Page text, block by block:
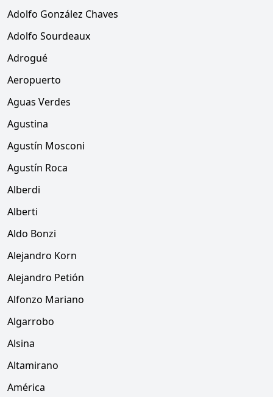
Adolfo González Chaves
Adolfo Sourdeaux
Adrogué
Aeropuerto
Aguas Verdes
Agustina
Agustín Mosconi
Agustín Roca
Alberdi
Alberti
Aldo Bonzi
Alejandro Korn
Alejandro Petión
Alfonzo Mariano
Algarrobo
Alsina
Altamirano
América